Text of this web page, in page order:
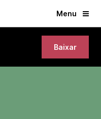
Menu
Baixar